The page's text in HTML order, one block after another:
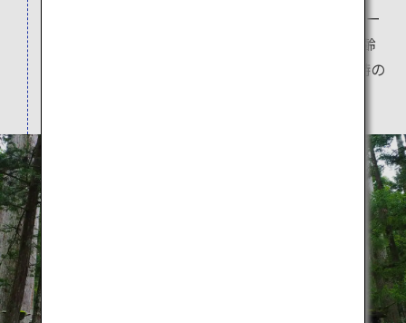
のひとつです。一の橋から御廟までの約2キロメー
トルの参道には、20万基を越える供養塔と、樹齢
400年を越える杉の大樹が立ち並び、高野山独特の